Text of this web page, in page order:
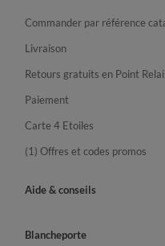
Commander par référence
Livraison
Retours gratuits en Point
Paiement
Carte 4 Etoiles
(1) Offres et codes promos
Aide & conseils
Blancheporte